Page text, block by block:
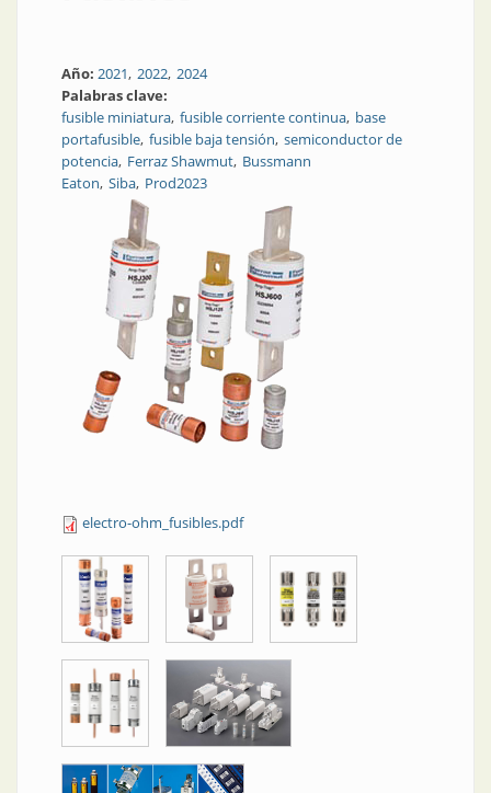
Año: 2021 2022 2024
Palabras clave:
fusible miniatura fusible corriente continua base
portafusible fusible baja tensión semiconductor de
potencia Ferraz Shawmut Bussmann
Eaton Siba Prod2023
electro-ohm_fusibles.pdf